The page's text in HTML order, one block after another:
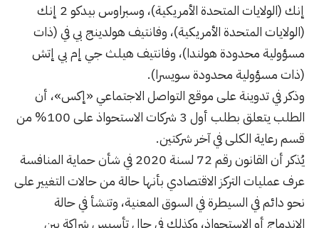
إنك (الولايات المتحدة الأمريكية)، وسبراوس بيدكو 2 إنك
(الولايات المتحدة الأمريكية)، وفانتيف هولدينج بي في (ذات
مسؤولية محدودة هولندا)، وفانتيف هيلث جي إم بي إتش
(ذات مسؤولية محدودة سويسرا).
وذكر في تدوينة على موقع التواصل الاجتماعي «إكس»، أن
الطلب يتعلق بطلب أول 3 شركات الاستحواذ على 100% من
قسم رعاية الكلى في آخر شركتين.
يُذكر أن القانون رقم 72 لسنة 2020 في شأن حماية المنافسة
عرف عمليات التركز الاقتصادي بأنها حالة من حالات التغيير على
نحو دائم في السيطرة في السوق المعنية، وتنشأ في حالة
الاندماج أو الاستحواذ، وكذلك في حال تأسيس شراكة بين